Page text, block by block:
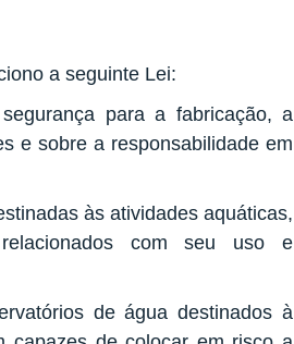
a seguinte Lei:
para a fabricação, a
e sobre a responsabilidade em
às atividades aquáticas,
com seu uso e
de água destinados à